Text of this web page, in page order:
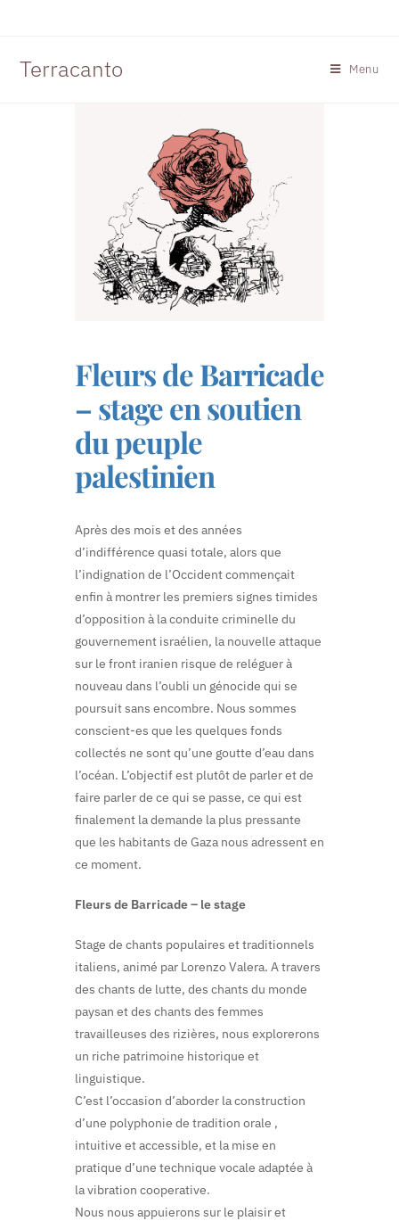
Terracanto Menu
Fleurs de Barricade
– stage en soutien
du peuple
palestinien
Après des mois et des années
d’indifférence quasi totale, alors que
l’indignation de l’Occident commençait
enfin à montrer les premiers signes timides
d’opposition à la conduite criminelle du
gouvernement israélien, la nouvelle attaque
sur le front iranien risque de reléguer à
nouveau dans l’oubli un génocide qui se
poursuit sans encombre. Nous sommes
conscient-es que les quelques fonds
collectés ne sont qu’une goutte d’eau dans
l’océan. L’objectif est plutôt de parler et de
faire parler de ce qui se passe, ce qui est
finalement la demande la plus pressante
que les habitants de Gaza nous adressent en
ce moment.
Fleurs de Barricade – le stage
Stage de chants populaires et traditionnels
italiens, animé par Lorenzo Valera. A travers
des chants de lutte, des chants du monde
paysan et des chants des femmes
travailleuses des rizières, nous explorerons
un riche patrimoine historique et
linguistique.
C’est l’occasion d’aborder la construction
d’une polyphonie de tradition orale ,
intuitive et accessible, et la mise en
pratique d’une technique vocale adaptée à
la vibration cooperative.
Nous nous appuierons sur le plaisir et